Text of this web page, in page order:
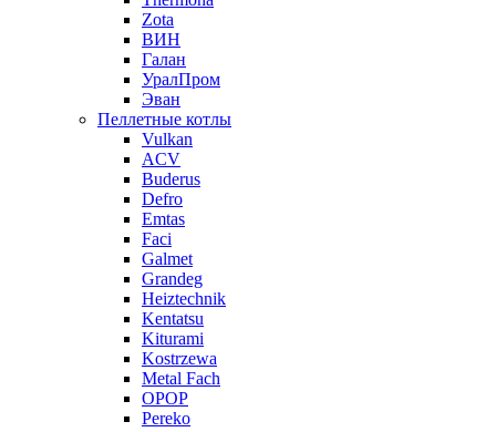
Zota
ВИН
Галан
УралПром
Эван
Пеллетные котлы
Vulkan
ACV
Buderus
Defro
Emtas
Faci
Galmet
Grandeg
Heiztechnik
Kentatsu
Kiturami
Kostrzewa
Metal Fach
OPOP
Pereko